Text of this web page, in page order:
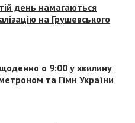
день намагаються
на Грушевського
о 9:00 у хвилину
та Гімн України